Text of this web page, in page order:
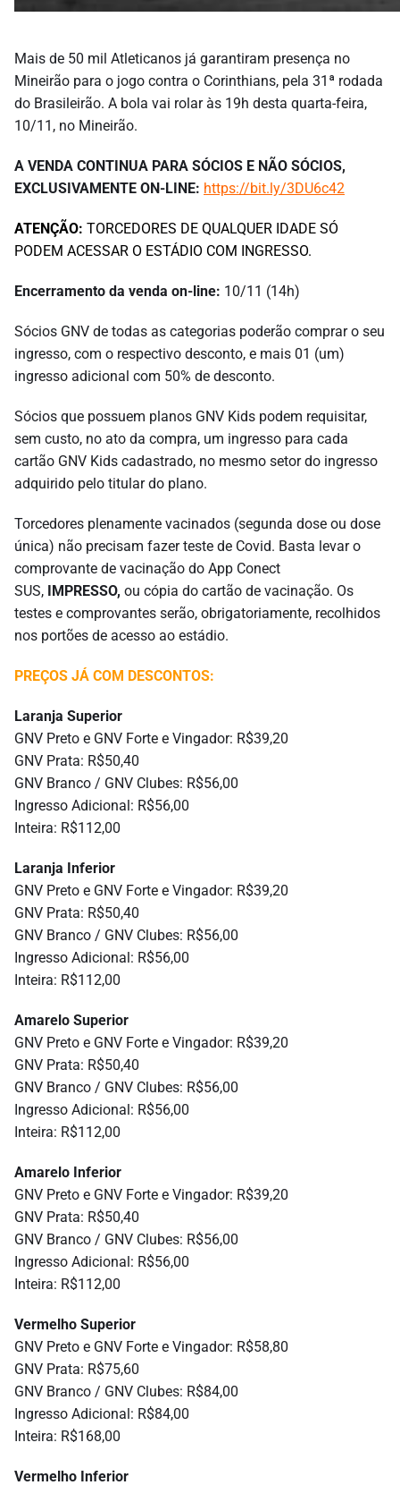
Mais de 50 mil Atleticanos já garantiram presença no
Mineirão para o jogo contra o Corinthians, pela 31ª rodada
do Brasileirão. A bola vai rolar às 19h desta quarta-feira,
10/11, no Mineirão.
A VENDA CONTINUA PARA SÓCIOS E NÃO SÓCIOS,
EXCLUSIVAMENTE ON-LINE: https://bit.ly/3DU6c42
ATENÇÃO: TORCEDORES DE QUALQUER IDADE SÓ
PODEM ACESSAR O ESTÁDIO COM INGRESSO.
Encerramento da venda on-line: 10/11 (14h)
Sócios GNV de todas as categorias poderão comprar o seu
ingresso, com o respectivo desconto, e mais 01 (um)
ingresso adicional com 50% de desconto.
Sócios que possuem planos GNV Kids podem requisitar,
sem custo, no ato da compra, um ingresso para cada
cartão GNV Kids cadastrado, no mesmo setor do ingresso
adquirido pelo titular do plano.
Torcedores plenamente vacinados (segunda dose ou dose
única) não precisam fazer teste de Covid. Basta levar o
comprovante de vacinação do App Conect
SUS, IMPRESSO, ou cópia do cartão de vacinação. Os
testes e comprovantes serão, obrigatoriamente, recolhidos
nos portões de acesso ao estádio.
PREÇOS JÁ COM DESCONTOS:
Laranja Superior
GNV Preto e GNV Forte e Vingador: R$39,20
GNV Prata: R$50,40
GNV Branco / GNV Clubes: R$56,00
Ingresso Adicional: R$56,00
Inteira: R$112,00
Laranja Inferior
GNV Preto e GNV Forte e Vingador: R$39,20
GNV Prata: R$50,40
GNV Branco / GNV Clubes: R$56,00
Ingresso Adicional: R$56,00
Inteira: R$112,00
Amarelo Superior
GNV Preto e GNV Forte e Vingador: R$39,20
GNV Prata: R$50,40
GNV Branco / GNV Clubes: R$56,00
Ingresso Adicional: R$56,00
Inteira: R$112,00
Amarelo Inferior
GNV Preto e GNV Forte e Vingador: R$39,20
GNV Prata: R$50,40
GNV Branco / GNV Clubes: R$56,00
Ingresso Adicional: R$56,00
Inteira: R$112,00
Vermelho Superior
GNV Preto e GNV Forte e Vingador: R$58,80
GNV Prata: R$75,60
GNV Branco / GNV Clubes: R$84,00
Ingresso Adicional: R$84,00
Inteira: R$168,00
Vermelho Inferior